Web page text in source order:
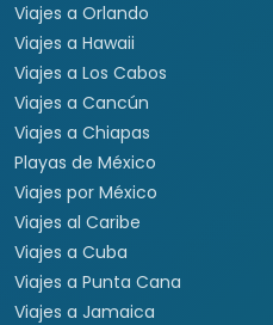
Viajes a Orlando
Viajes a Hawaii
Viajes a Los Cabos
Viajes a Cancún
Viajes a Chiapas
Playas de México
Viajes por México
Viajes al Caribe
Viajes a Cuba
Viajes a Punta Cana
Viajes a Jamaica